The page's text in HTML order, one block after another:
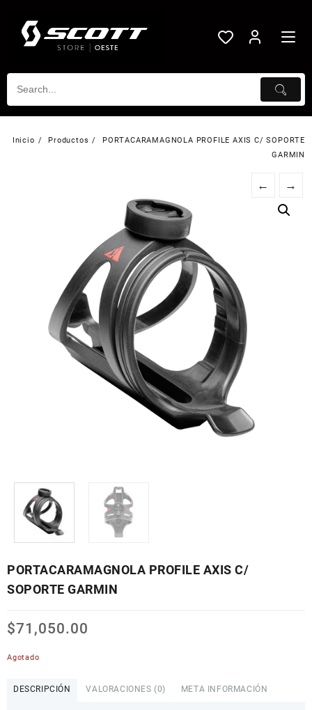
contenido
Inicio Productos
PORTACARAMAGNOLA PROFILE AXIS C/ SOPORTE
GARMIN
← →
PORTACARAMAGNOLA PROFILE AXIS C/
SOPORTE GARMIN
$71,050.00
Agotado
DESCRIPCIÓN VALORACIONES (0) META INFORMACIÓN